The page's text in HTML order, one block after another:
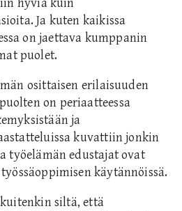
hyviä kuin
Ja kuten kaikissa
on jaettava kumppanin
puolet.
osittaisen erilaisuuden
on periaatteessa
ja
kuvattiin jonkin
työelämän edustajat ovat
käytännöissä.
siltä, että